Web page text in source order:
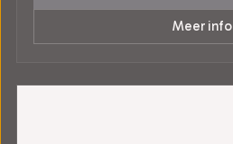
Meer info